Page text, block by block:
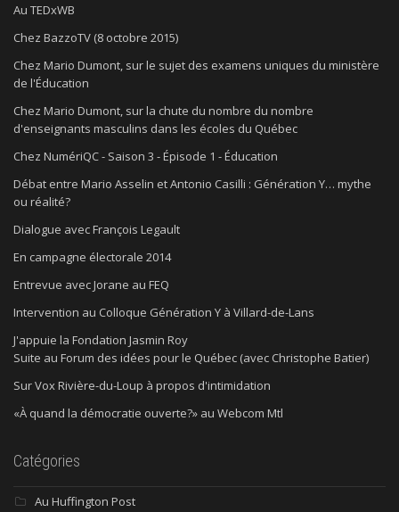
Au TEDxWB
Chez BazzoTV (8 octobre 2015)
Chez Mario Dumont, sur le sujet des examens uniques du ministère
de l'Éducation
Chez Mario Dumont, sur la chute du nombre du nombre
d'enseignants masculins dans les écoles du Québec
Chez NumériQC - Saison 3 - Épisode 1 - Éducation
Débat entre Mario Asselin et Antonio Casilli : Génération Y… mythe
ou réalité?
Dialogue avec François Legault
En campagne électorale 2014
Entrevue avec Jorane au FEQ
Intervention au Colloque Génération Y à Villard-de-Lans
J'appuie la Fondation Jasmin Roy
Suite au Forum des idées pour le Québec (avec Christophe Batier)
Sur Vox Rivière-du-Loup à propos d'intimidation
«À quand la démocratie ouverte?» au Webcom Mtl
Catégories
Au Huffington Post